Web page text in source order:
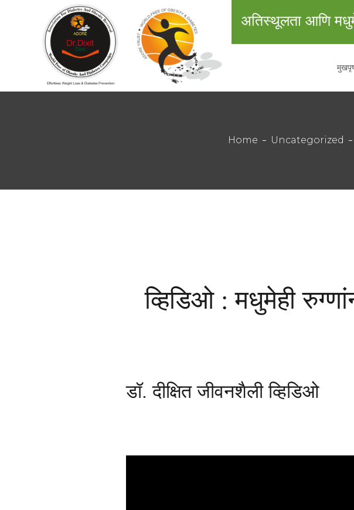
अतिस्थूलता आणि
Home Uncategorized
व्हिडिओ : मधुमेही
डॉ. दीक्षित जीवनशैली व्हिडिओ